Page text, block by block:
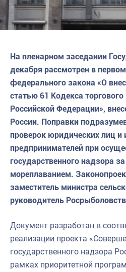
На пленарном заседании
декабря рассмотрен в
федерального закона «О
статью 61 Кодекса
Российской Федерации»,
России. Поправки
проверок юридических лиц
предпринимателей при
государственного надзора
мореплаванием.
заместитель министра
руководитель
Документ разработан в
реализации проекта
государственного надзора
рамках приоритетной